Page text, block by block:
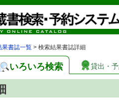
果書誌一覧 > 検索結果書誌詳細
いろいろ検索 貸出・